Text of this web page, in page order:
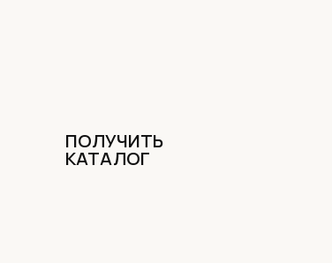
ПОЛУЧИТЬ
КАТАЛОГ